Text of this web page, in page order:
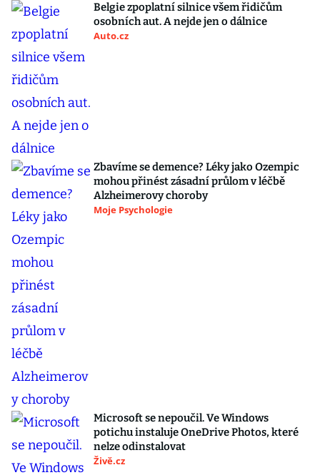
Belgie zpoplatní silnice všem řidičům
osobních aut. A nejde jen o dálnice
Auto.cz
Zbavíme se demence? Léky jako Ozempic
mohou přinést zásadní průlom v léčbě
Alzheimerovy choroby
Moje Psychologie
Microsoft se nepoučil. Ve Windows
potichu instaluje OneDrive Photos, které
nelze odinstalovat
Živě.cz